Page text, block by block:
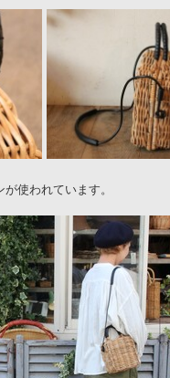
使われています。